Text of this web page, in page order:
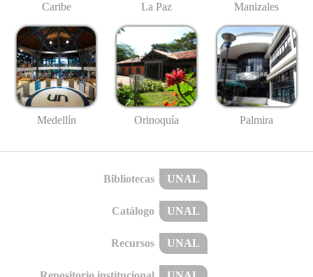
Caribe La Paz Manizales
Medellín Orinoquía Palmira
Bibliotecas UNAL
Catálogo UNAL
Recursos UNAL